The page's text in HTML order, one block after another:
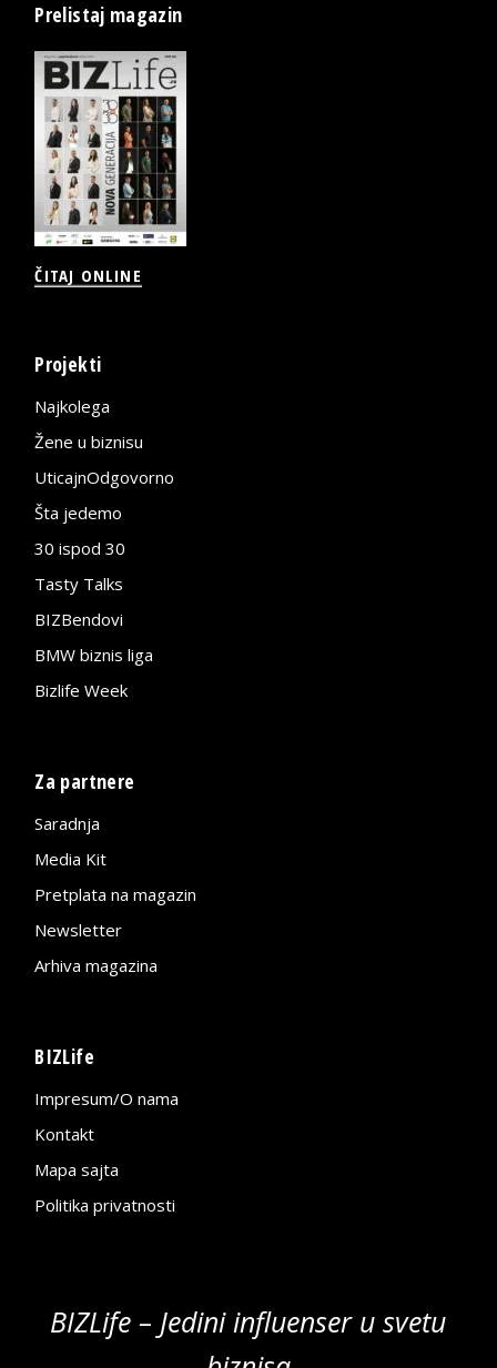
Prelistaj magazin
ČITAJ ONLINE
Projekti
Najkolega
Žene u biznisu
UticajnOdgovorno
Šta jedemo
30 ispod 30
Tasty Talks
BIZBendovi
BMW biznis liga
Bizlife Week
Za partnere
Saradnja
Media Kit
Pretplata na magazin
Newsletter
Arhiva magazina
BIZLife
Impresum/O nama
Kontakt
Mapa sajta
Politika privatnosti
BIZLife – Jedini influenser u svetu